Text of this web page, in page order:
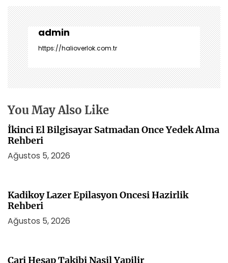
e
z
i
n
m
e
s
admin
https://halioverlok.com.tr
You May Also Like
İkinci El Bilgisayar Satmadan Once Yedek Alma
Rehberi
Ağustos 5, 2026
Kadikoy Lazer Epilasyon Oncesi Hazirlik
Rehberi
Ağustos 5, 2026
Cari Hesap Takibi Nasil Yapilir